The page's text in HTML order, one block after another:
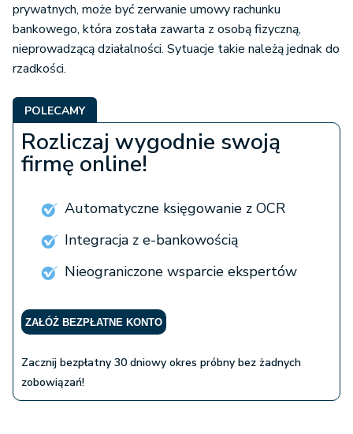
prywatnych, może być zerwanie umowy rachunku
bankowego, która została zawarta z osobą fizyczną,
nieprowadzącą działalności. Sytuacje takie należą jednak do
rzadkości.
POLECAMY
Rozliczaj wygodnie swoją
firmę online!
Automatyczne księgowanie z OCR
Integracja z e-bankowością
Nieograniczone wsparcie ekspertów
ZAŁÓŻ BEZPŁATNE KONTO
Zacznij bezpłatny 30 dniowy okres próbny bez żadnych
zobowiązań!